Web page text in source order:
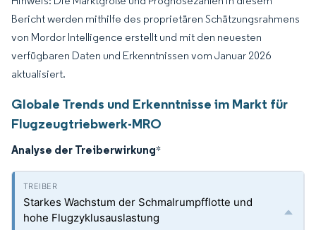
Bericht werden mithilfe des proprietären Schätzungsrahmens
von Mordor Intelligence erstellt und mit den neuesten
verfügbaren Daten und Erkenntnissen vom Januar 2026
aktualisiert.
Globale Trends und Erkenntnisse im Markt für
Flugzeugtriebwerk-MRO
Analyse der Treiberwirkung*
Starkes Wachstum der Schmalrumpfflotte und
hohe Flugzyklusauslastung